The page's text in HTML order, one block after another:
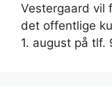
Vestergaard vil
det offentlige
1. august på